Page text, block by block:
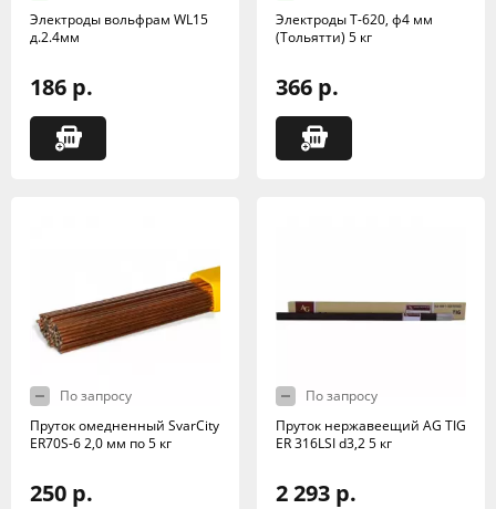
Электроды вольфрам WL15
д.2.4мм
186 р.
Электроды Т-620, ф4 мм
(Тольятти) 5 кг
366 р.
По запросу
Пруток омедненный SvarCity
ER70S-6 2,0 мм по 5 кг
250 р.
По запросу
Пруток нержавеещий AG TIG
ER 316LSI d3,2 5 кг
2 293 р.